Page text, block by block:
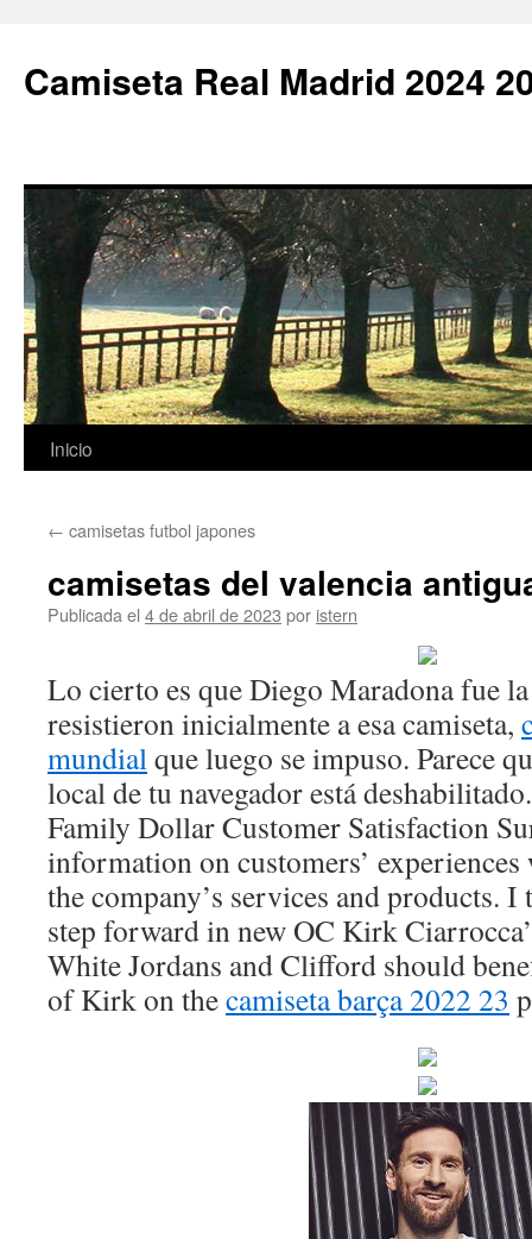
Camiseta Real Madrid 2024
Saltar
contenido
Inicio
← camisetas futbol japones
camisetas del valencia
Publicada el 4 de abril de 2023 por istern
Lo cierto es que Diego Maradona fue
resistieron inicialmente a esa camiseta,
mundialque luego se impuso. Parece
local de tu navegador está
Family Dollar Customer Satisfaction
information on customers’
the company’s services and products.
step forward in new OC Kirk
White Jordans and Clifford should
of Kirk on thecamiseta barça 2022 23